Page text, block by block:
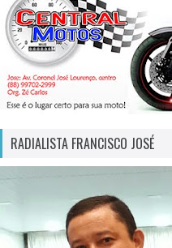
RADIALISTA FRANCISCO JOSÉ